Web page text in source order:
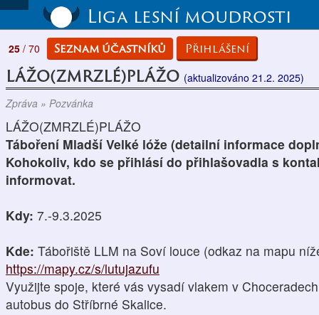
Liga lesní moudrosti
25 / 70 Seznam účastníků Přihlášení
LÁŽO(ZMRZLÉ)PLÁŽO (aktualizováno 21.2. 2025)
Zpráva » Pozvánka
LÁŽO(ZMRZLÉ)PLÁŽO
Táboření Mladší Velké lóže (detailní informace
Kohokoliv, kdo se přihlásí do přihlašovadla s
informovat.
Kdy: 7.-9.3.2025
Kde: Tábořiště LLM na Soví louce (odkaz na mapu
https://mapy.cz/s/lutujazufu
Využijte spoje, které vás vysadí vlakem v
autobus do Stříbrné Skalice.